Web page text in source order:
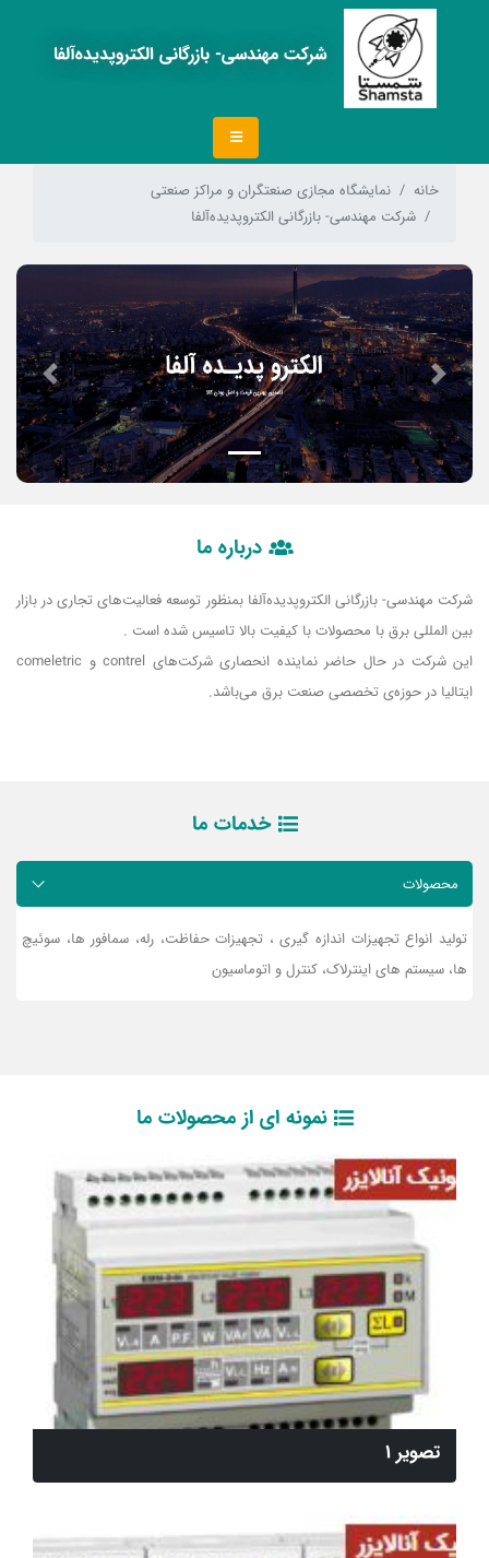
شرکت مهندسی- بازرگانی الکتروپدیده‌آلفا
خانه
نمایشگاه مجازی صنعتگران و مراکز صنعتی
شرکت مهندسی- بازرگانی الکتروپدیده‌آلفا
Previous
Next
درباره ما
شرکت مهندسی- بازرگانی الکتروپدیده‌آلفا بمنظور توسعه فعالیت‌های تجاری در بازار
بین المللی برق با محصولات با کیفیت بالا تاسیس شده است .
این شرکت در حال حاضر نماینده انحصاری شرکت‌های contrel و comeletric
ایتالیا در حوزه‌ی تخصصی صنعت برق می‌باشد.
خدمات ما
محصولات
تولید انواع تجهیزات اندازه گیری ، تجهیزات حفاظت، رله، سمافور ها، سوئیچ
ها، سیستم های اینترلاک، کنترل و اتوماسیون
نمونه ای از محصولات ما
تصویر 1